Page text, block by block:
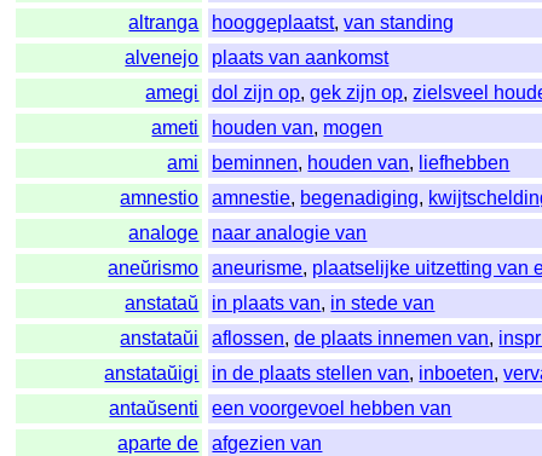
altranga
hooggeplaatst,van standing
alvenejo
plaats van aankomst
amegi
dol zijn op,gek zijn op,zielsveel
ameti
houden van, mogen
ami
beminnen, houden van, liefhebben
amnestio
amnestie, begenadiging,
analoge
naar analogie van
aneŭrismo
aneurisme, plaatselijke uitzetting van
anstataŭ
in plaats van, in stede van
anstataŭi
aflossen,de plaats innemen van,
anstataŭigi
in de plaats stellen van, inboeten,
antaŭsenti
een voorgevoel hebben van
aparte de
afgezien van